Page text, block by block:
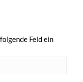
Feld ein